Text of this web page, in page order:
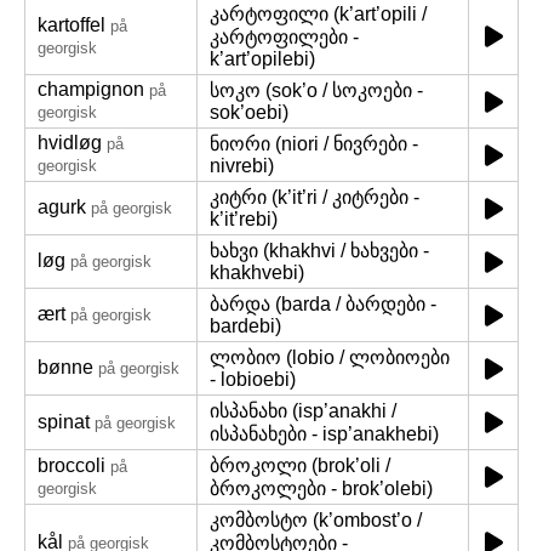
kartoffel på
georgisk
კარტოფილი (k’art’opili /
კარტოფილები -
k’art’opilebi)
champignon på
georgisk
სოკო (sok’o / სოკოები -
sok’oebi)
hvidløg på
georgisk
ნიორი (niori / ნივრები -
nivrebi)
agurk på georgisk
კიტრი (k’it’ri / კიტრები -
k’it’rebi)
løg på georgisk
ხახვი (khakhvi / ხახვები -
khakhvebi)
ært på georgisk
ბარდა (barda / ბარდები -
bardebi)
bønne på georgisk
ლობიო (lobio / ლობიოები
- lobioebi)
spinat på georgisk
ისპანახი (isp’anakhi /
ისპანახები - isp’anakhebi)
broccoli på
georgisk
ბროკოლი (brok’oli /
ბროკოლები - brok’olebi)
kål på georgisk
კომბოსტო (k’ombost’o /
კომბოსტოები -